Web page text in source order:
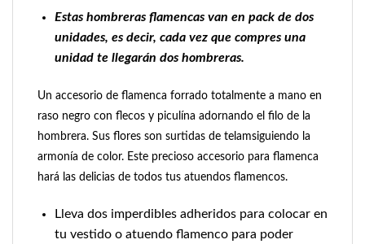
Estas hombreras flamencas van en pack de dos
unidades, es decir, cada vez que compres una
unidad te llegarán dos hombreras.
Un accesorio de flamenca forrado totalmente a mano en
raso negro con flecos y piculína adornando el filo de la
hombrera. Sus flores son surtidas de telamsiguiendo la
armonía de color. Este precioso accesorio para flamenca
hará las delicias de todos tus atuendos flamencos.
Lleva dos imperdibles adheridos para colocar en
tu vestido o atuendo flamenco para poder